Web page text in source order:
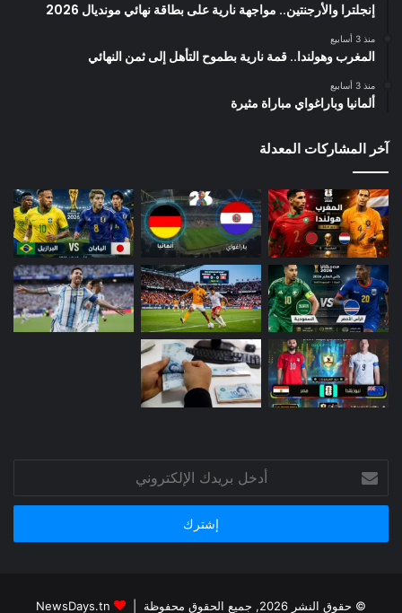
إنجلترا والأرجنتين.. مواجهة نارية على بطاقة نهائي مونديال 2026
منذ 3 أسابيع
المغرب وهولندا.. قمة نارية بطموح التأهل إلى ثمن النهائي
منذ 3 أسابيع
ألمانيا وباراغواي مباراة مثيرة
آخر المشاركات المعدلة
بريدك
الإلكتروني
© حقوق النشر 2026, جميع الحقوق محفوظة |